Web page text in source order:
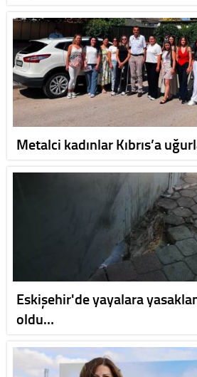
Metalci kadınlar Kıbrıs’a
Eskişehir'de yayalara
oldu…